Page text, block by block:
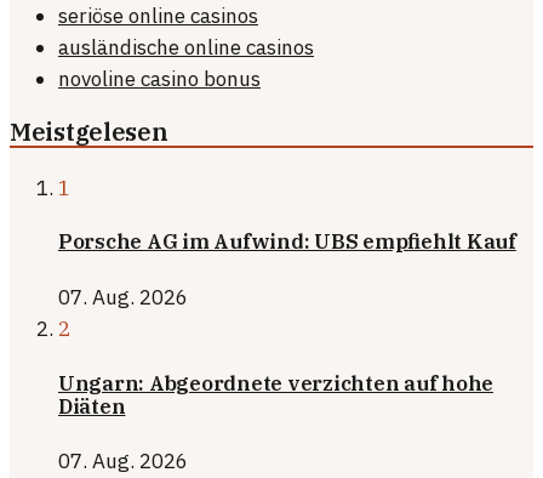
seriöse online casinos
ausländische online casinos
novoline casino bonus
Meistgelesen
1
Porsche AG im Aufwind: UBS empfiehlt Kauf
07. Aug. 2026
2
Ungarn: Abgeordnete verzichten auf hohe
Diäten
07. Aug. 2026